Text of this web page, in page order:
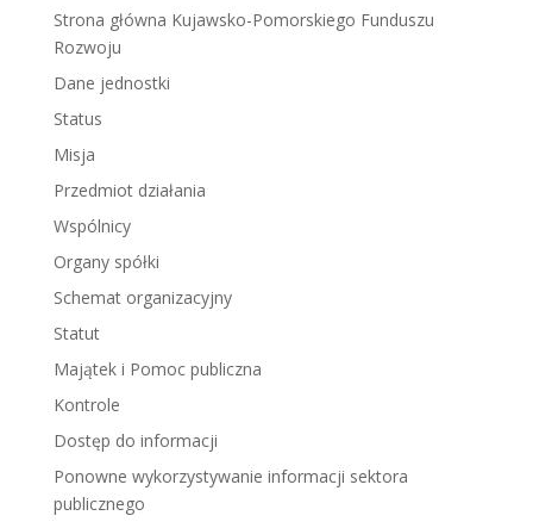
Strona główna Kujawsko-Pomorskiego Funduszu
Rozwoju
Dane jednostki
Status
Misja
Przedmiot działania
Wspólnicy
Organy spółki
Schemat organizacyjny
Statut
Majątek i Pomoc publiczna
Kontrole
Dostęp do informacji
Ponowne wykorzystywanie informacji sektora
publicznego